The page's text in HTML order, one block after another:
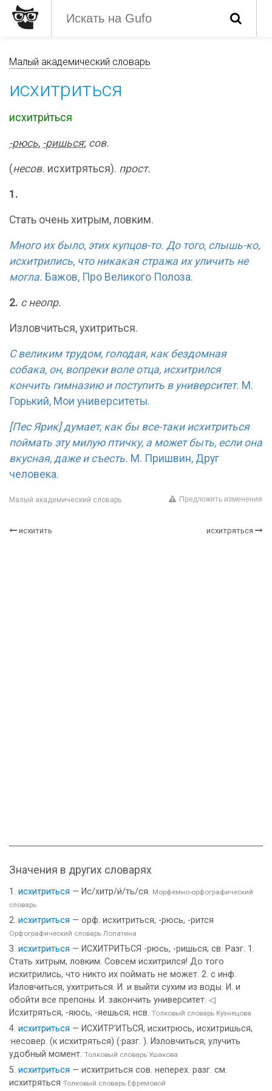
Малый академический словарь
исхитриться
исхитри́ться
-рюсь, -ришься; сов.
(несов. исхитряться). прост.
1.
Стать очень хитрым, ловким.
Много их было, этих купцов-то. До того, слышь-ко,
исхитрились, что никакая стража их уличить не
могла. Бажов, Про Великого Полоза.
2. с неопр.
Изловчиться, ухитриться.
С великим трудом, голодая, как бездомная
собака, он, вопреки воле отца, исхитрился
кончить гимназию и поступить в университет. М.
Горький, Мои университеты.
[Пес Ярик] думает, как бы все-таки исхитриться
поймать эту милую птичку, а может быть, если она
вкусная, даже и съесть. М. Пришвин, Друг
человека.
Малый академический словарь Предложить изменения
исхитить исхитряться
Значения в других словарях
исхитриться — Ис/хитр/и́/ть/ся. Морфемно-орфографический
словарь
исхитриться — орф. исхитриться, -рюсь, -рится
Орфографический словарь Лопатина
исхитриться — ИСХИТРИТЬСЯ -рюсь, -ришься; св. Разг. 1.
Стать хитрым, ловким. Совсем исхитрился! До того
исхитрились, что никто их поймать не может. 2. с инф.
Изловчиться, ухитриться. И. и выйти сухим из воды. И. и
обойти все препоны. И. закончить университет. ◁
Исхитряться, -яюсь, -яешься; нсв. Толковый словарь Кузнецова
исхитриться — ИСХИТР’ИТЬСЯ, исхитрюсь, исхитришься,
·несовер. (к исхитряться) (·разг. ). Изловчиться, улучить
удобный момент. Толковый словарь Ушакова
исхитриться — исхитриться сов. неперех. разг. см.
исхитряться Толковый словарь Ефремовой